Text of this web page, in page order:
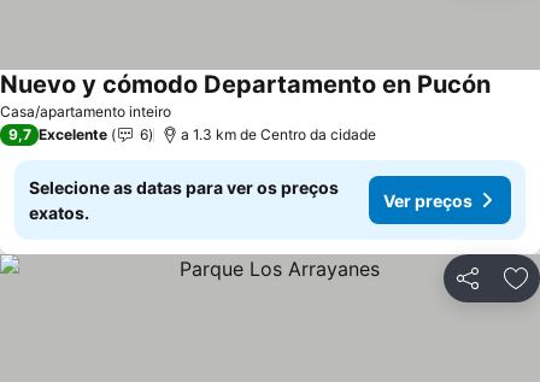
Casa/apartamento inteiro
Nuevo y cómodo Departamento en Pucón
9,7 Excelente 6 a 1.3 km de Centro da cidade
Selecione as datas para ver os preços
exatos.
Ver preços
Partilhar